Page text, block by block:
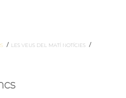
/ LES VEUS DEL MATÍ NOTÍCIES /